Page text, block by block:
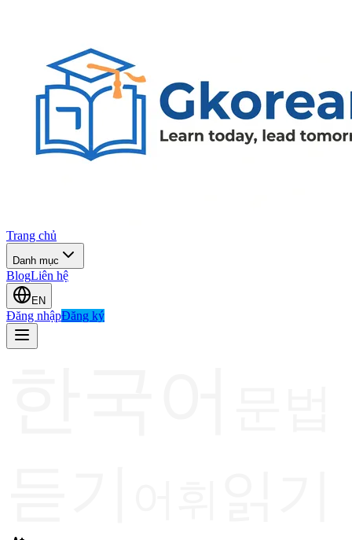
Trang chủ
Danh mục
BlogLiên hệ
EN
Đăng nhậpĐăng ký